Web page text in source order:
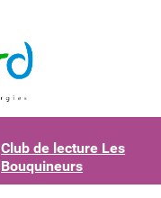
Club de lecture Les
Bouquineurs